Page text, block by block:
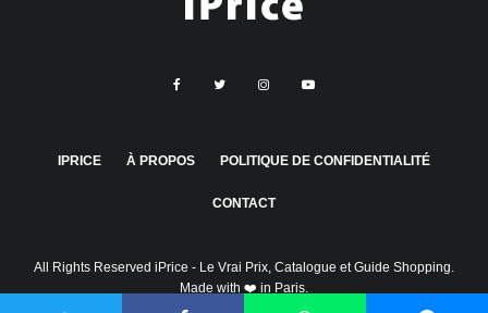
IPRICE À PROPOS POLITIQUE DE CONFIDENTIALITÉ
CONTACT
All Rights Reserved iPrice - Le Vrai Prix, Catalogue et Guide Shopping.
Made with ❤️ in Paris.